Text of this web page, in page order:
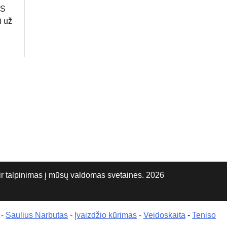
už
talpinimas į mūsų valdomas svetaines. 2026
Saulius Narbutas - Įvaizdžio kūrimas - Veidoskaita - Teniso